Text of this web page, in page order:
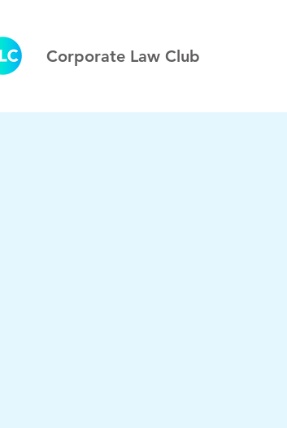
Corporate Law Club